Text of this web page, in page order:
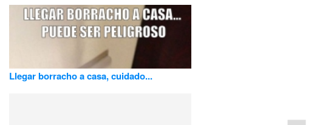
Llegar borracho a casa, cuidado...